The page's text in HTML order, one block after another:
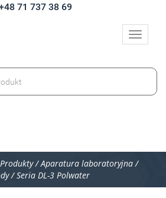
71 737 38 69
Toggle
Produkty/Aparatura laboratoryjna/
/Seria DL-3 Polwater